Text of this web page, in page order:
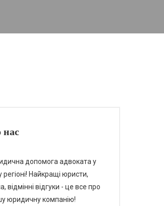
допомога адвоката у
Найкращі юристи,
відмінні відгуки - це все про
юридичну компанію!